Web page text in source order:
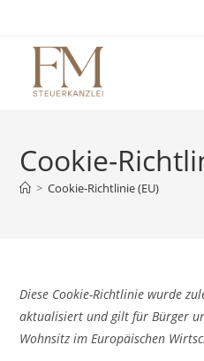
springen
Cookie-
> Cookie-Richtlinie (EU)
Diese Cookie-Richtlinie wurde
aktualisiert und gilt für Bürger
Wohnsitz im Europäischen